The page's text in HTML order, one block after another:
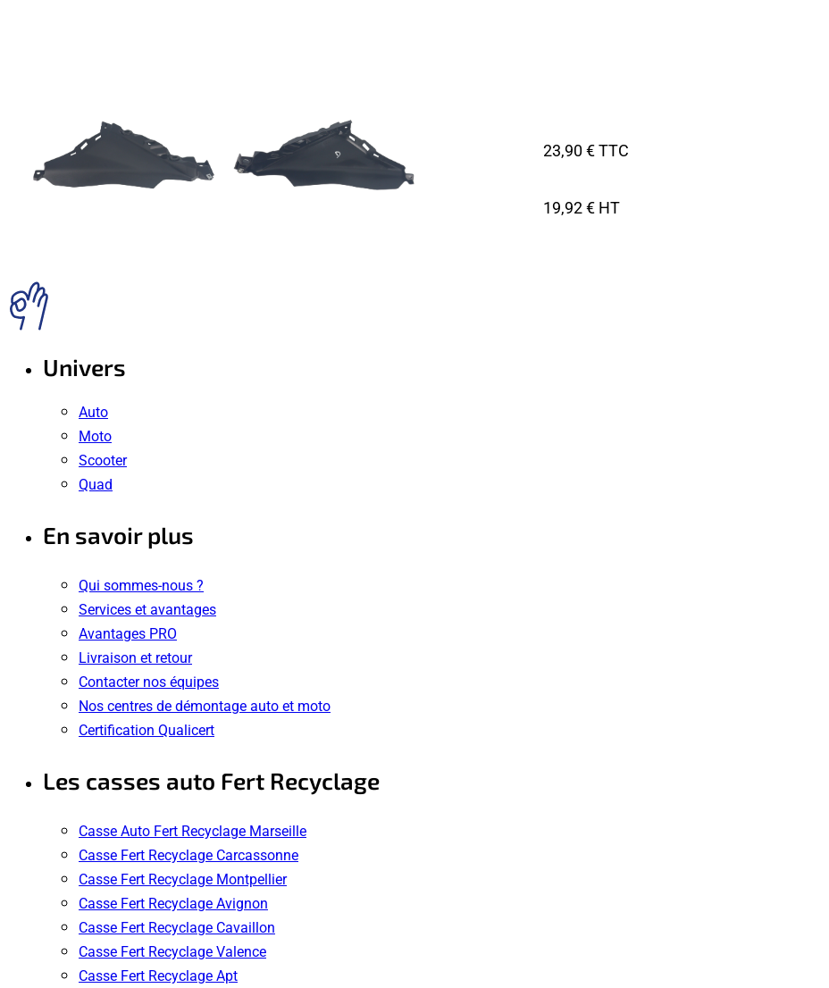
23,90 € TTC
19,92 € HT
Univers
Auto
Moto
Scooter
Quad
En savoir plus
Qui sommes-nous ?
Services et avantages
Avantages PRO
Livraison et retour
Contacter nos équipes
Nos centres de démontage auto et moto
Certification Qualicert
Les casses auto Fert Recyclage
Casse Auto Fert Recyclage Marseille
Casse Fert Recyclage Carcassonne
Casse Fert Recyclage Montpellier
Casse Fert Recyclage Avignon
Casse Fert Recyclage Cavaillon
Casse Fert Recyclage Valence
Casse Fert Recyclage Apt